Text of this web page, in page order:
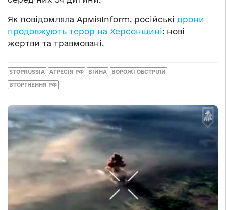
Як повідомляла АрміяInform, російські дрони
продовжують терор на Херсонщині: нові
жертви та травмовані.
STOPRUSSIA АГРЕСІЯ РФ ВІЙНА ВОРОЖІ ОБСТРІЛИ
ВТОРГНЕННЯ РФ